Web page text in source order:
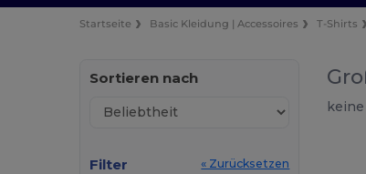
Startseite Basic Kleidung | Accessoires T-Shirts
Sortieren nach
Filter
« Zurücksetzen